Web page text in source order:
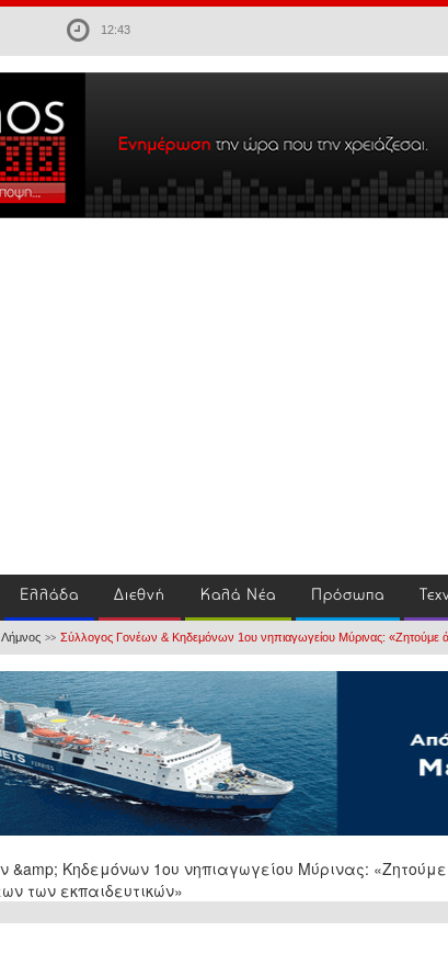
12:43
Ελλάδα Διεθνή Καλά Νέα Πρόσωπα
Λήμνος >> Σύλλογος Γονέων & Κηδεμόνων 1ου νηπιαγωγείου Μύρινας: «Ζητούμε